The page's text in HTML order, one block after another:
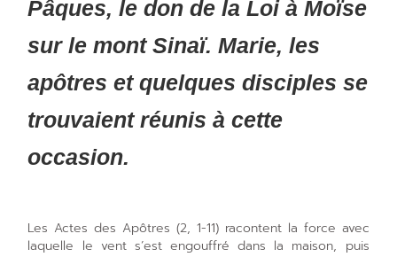
Pâques, le don de la Loi à Moïse
sur le mont Sinaï. Marie, les
apôtres et quelques disciples se
trouvaient réunis à cette
occasion.
Les Actes des Apôtres (2, 1-11) racontent la force avec
laquelle le vent s’est engouffré dans la maison, puis